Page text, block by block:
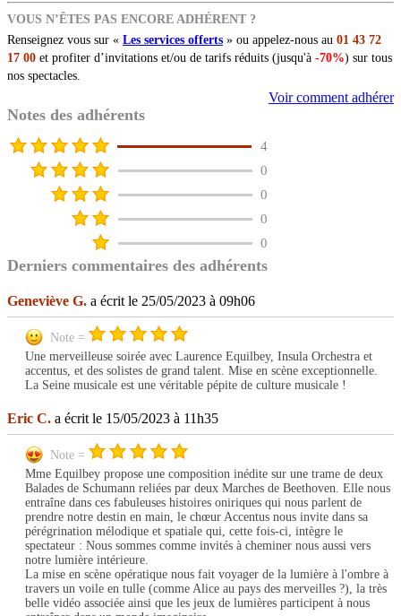
VOUS N’ÊTES PAS ENCORE ADHÉRENT ?
Renseignez vous sur « Les services offerts » ou appelez-nous au 01 43 72
17 00 et profiter d’invitations et/ou de tarifs réduits (jusqu'à -70%) sur tous
nos spectacles.
Voir comment adhérer
Notes des adhérents
4
0
0
0
0
Derniers commentaires des adhérents
Geneviève G. a écrit le 25/05/2023 à 09h06
Note =
Une merveilleuse soirée avec Laurence Equilbey, Insula Orchestra et
accentus, et des solistes de grand talent. Mise en scène exceptionnelle.
La Seine musicale est une véritable pépite de culture musicale !
Eric C. a écrit le 15/05/2023 à 11h35
Note =
Mme Equilbey propose une composition inédite sur une trame de deux
Balades de Schumann reliées par deux Marches de Beethoven. Elle nous
entraîne dans ces fabuleuses histoires oniriques qui nous parlent de
prendre notre destin en main, le chœur Accentus nous invite dans sa
pérégrination mélodique et spatiale qui, cette fois-ci, intègre le
spectateur : Nous sommes comme invités à cheminer nous aussi vers
notre lumière intérieure.
La mise en scène opératique nous fait voyager de la lumière à l'ombre à
travers un voile en tulle (comme Alice au pays des merveilles ?), la très
belle vidéo associée ainsi que les jeux de lumières participent à nous